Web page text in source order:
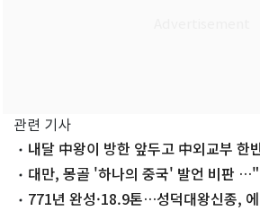
관련 기사
내달 中왕이 방한 앞두고 中외교부 한
대만, 몽골 '하나의 중국' 발언 비판
돼"771년 완성·18.9톤…성덕대왕신종,